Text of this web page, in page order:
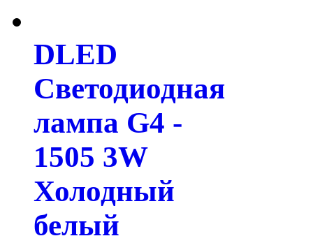
DLED
Светодиодная
лампа G4 -
1505 3W
Холодный
белый